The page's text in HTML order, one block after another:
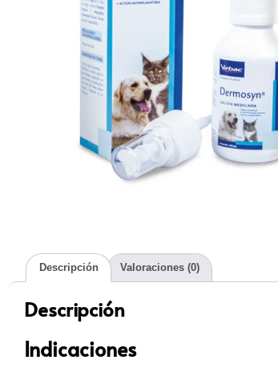
Descripción Valoraciones (0)
Descripción
Indicaciones